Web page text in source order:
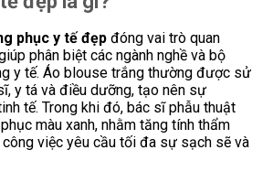
phục y tế đẹp đóng vai trò quan
phân biệt các ngành nghề và bộ
y tế. Áo blouse trắng thường được sử
y tá và điều dưỡng, tạo nên sự
tế. Trong khi đó, bác sĩ phẫu thuật
màu xanh, nhằm tăng tính thẩm
việc yêu cầu tối đa sự sạch sẽ và